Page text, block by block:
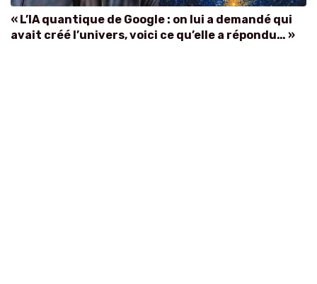
« L’IA quantique de Google : on lui a demandé qui
avait créé l’univers, voici ce qu’elle a répondu… »